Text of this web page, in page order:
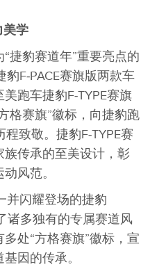
美学
捷豹赛道年”重要亮点的
豹F‑PACE赛旗版两款车
跑车捷豹F‑TYPE赛旗
格赛旗”徽标，向捷豹跑
致敬。捷豹F‑TYPE赛
传承的至美设计，彰
风范。
并闪耀登场的捷豹
诸多独有的专属赛道风
处“方格赛旗”徽标，宣
因的传承。